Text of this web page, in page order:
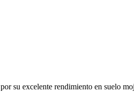
por su excelente rendimiento en suelo